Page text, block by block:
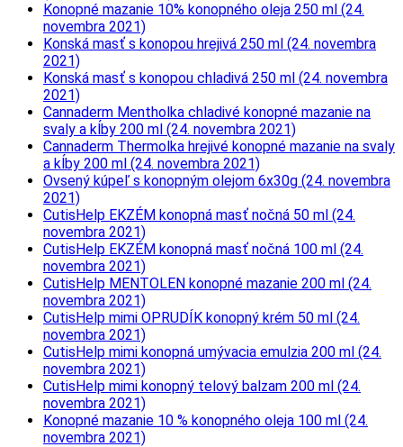
Konopné mazanie 10% konopného oleja 250 ml (24.
novembra 2021)
Konská masť s konopou hrejivá 250 ml (24. novembra
2021)
Konská masť s konopou chladivá 250 ml (24. novembra
2021)
Cannaderm Mentholka chladivé konopné mazanie na
svaly a kĺby 200 ml (24. novembra 2021)
Cannaderm Thermolka hrejivé konopné mazanie na svaly
a kĺby 200 ml (24. novembra 2021)
Ovsený kúpeľ s konopným olejom 6x30g (24. novembra
2021)
CutisHelp EKZÉM konopná masť nočná 50 ml (24.
novembra 2021)
CutisHelp EKZÉM konopná masť nočná 100 ml (24.
novembra 2021)
CutisHelp MENTOLEN konopné mazanie 200 ml (24.
novembra 2021)
CutisHelp mimi OPRUDÍK konopný krém 50 ml (24.
novembra 2021)
CutisHelp mimi konopná umývacia emulzia 200 ml (24.
novembra 2021)
CutisHelp mimi konopný telový balzam 200 ml (24.
novembra 2021)
Konopné mazanie 10 % konopného oleja 100 ml (24.
novembra 2021)